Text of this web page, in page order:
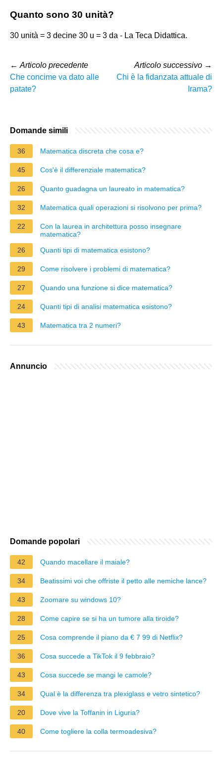
Quanto sono 30 unità?
30 unità = 3 decine 30 u = 3 da - La Teca Didattica.
← Articolo precedente
Che concime va dato alle
patate?
Articolo successivo →
Chi è la fidanzata attuale di
Irama?
Domande simili
36 Matematica discreta che cosa e?
45 Cos'è il differenziale matematica?
26 Quanto guadagna un laureato in matematica?
32 Matematica quali operazioni si risolvono per prima?
22
Con la laurea in architettura posso insegnare
matematica?
26
Quanti tipi di matematica esistono?
29 Come risolvere i problemi di matematica?
27 Quando una funzione si dice matematica?
24 Quanti tipi di analisi matematica esistono?
43 Matematica tra 2 numeri?
Annuncio
Domande popolari
42 Quando macellare il maiale?
34 Beatissimi voi che offriste il petto alle nemiche lance?
43 Zoomare su windows 10?
28 Come capire se si ha un tumore alla tiroide?
25 Cosa comprende il piano da € 7 99 di Netflix?
36 Cosa succede a TikTok il 9 febbraio?
43 Cosa succede se mangi le camole?
34 Qual è la differenza tra plexiglass e vetro sintetico?
20 Dove vive la Toffanin in Liguria?
40 Come togliere la colla termoadesiva?